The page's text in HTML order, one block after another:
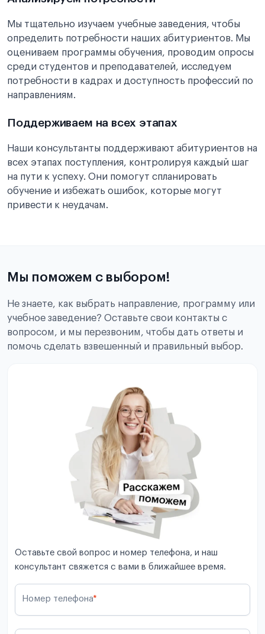
Мы тщательно изучаем учебные заведения, чтобы
определить потребности наших абитуриентов. Мы
оцениваем программы обучения, проводим опросы
среди студентов и преподавателей, исследуем
потребности в кадрах и доступность профессий по
направлениям.
Поддерживаем на всех этапах
Наши консультанты поддерживают абитуриентов на
всех этапах поступления, контролируя каждый шаг
на пути к успеху. Они помогут спланировать
обучение и избежать ошибок, которые могут
привести к неудачам.
Мы поможем с выбором!
Не знаете, как выбрать направление, программу или
учебное заведение? Оставьте свои контакты с
вопросом, и мы перезвоним, чтобы дать ответы и
помочь сделать взвешенный и правильный выбор.
Оставьте свой вопрос и номер телефона, и наш
консультант свяжется с вами в ближайшее время.
Номер телефона*